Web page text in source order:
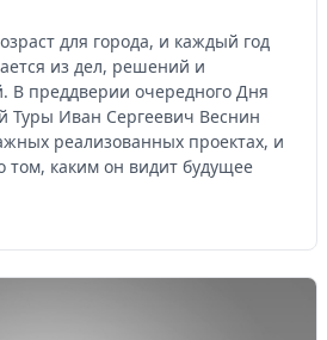
для города, и каждый год
из дел, решений и
В преддверии очередного Дня
Туры Иван Сергеевич Веснин
реализованных проектах, и
том, каким он видит будущее